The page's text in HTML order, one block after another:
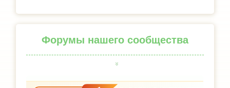
Форумы нашего сообщества